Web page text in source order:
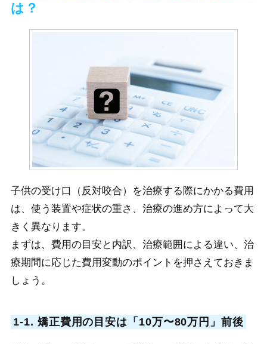
は？
子供の受け口（反対咬合）を治療する際にかかる費用
は、使う装置や症状の重さ、治療の進め方によって大
きく異なります。
まずは、費用の目安と内訳、治療範囲による違い、治
療期間に応じた費用変動のポイントを押さえておきま
しょう。
1-1. 矯正費用の目安は「10万〜80万円」前後